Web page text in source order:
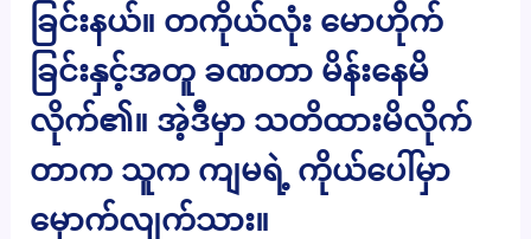
ခြင်းနယ်။ တကိုယ်လုံး မောဟိုက်
ခြင်းနှင့်အတူ ခဏတာ မိန်းနေမိ
လိုက်၏။ အဲ့ဒီမှာ သတိထားမိလိုက်
တာက သူက ကျမရဲ့ ကိုယ်ပေါ်မှာ
မှောက်လျက်သား။